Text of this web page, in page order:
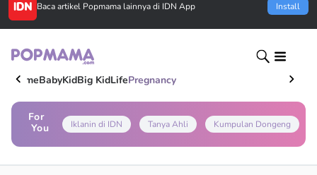
Baca artikel Popmama lainnya di IDN App Install
HomeBabyKidBig KidLifePregnancy
For
You
Iklanin di IDN Tanya Ahli Kumpulan Dongeng